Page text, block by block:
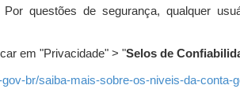
questões de segurança, qualquer
em "Privacidade" > "Selos de
br/saiba-mais-sobre-os-niveis-da-conta-